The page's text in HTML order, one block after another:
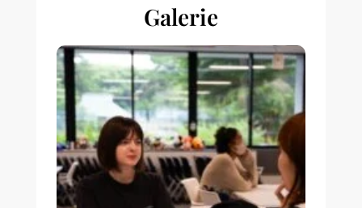
Galerie